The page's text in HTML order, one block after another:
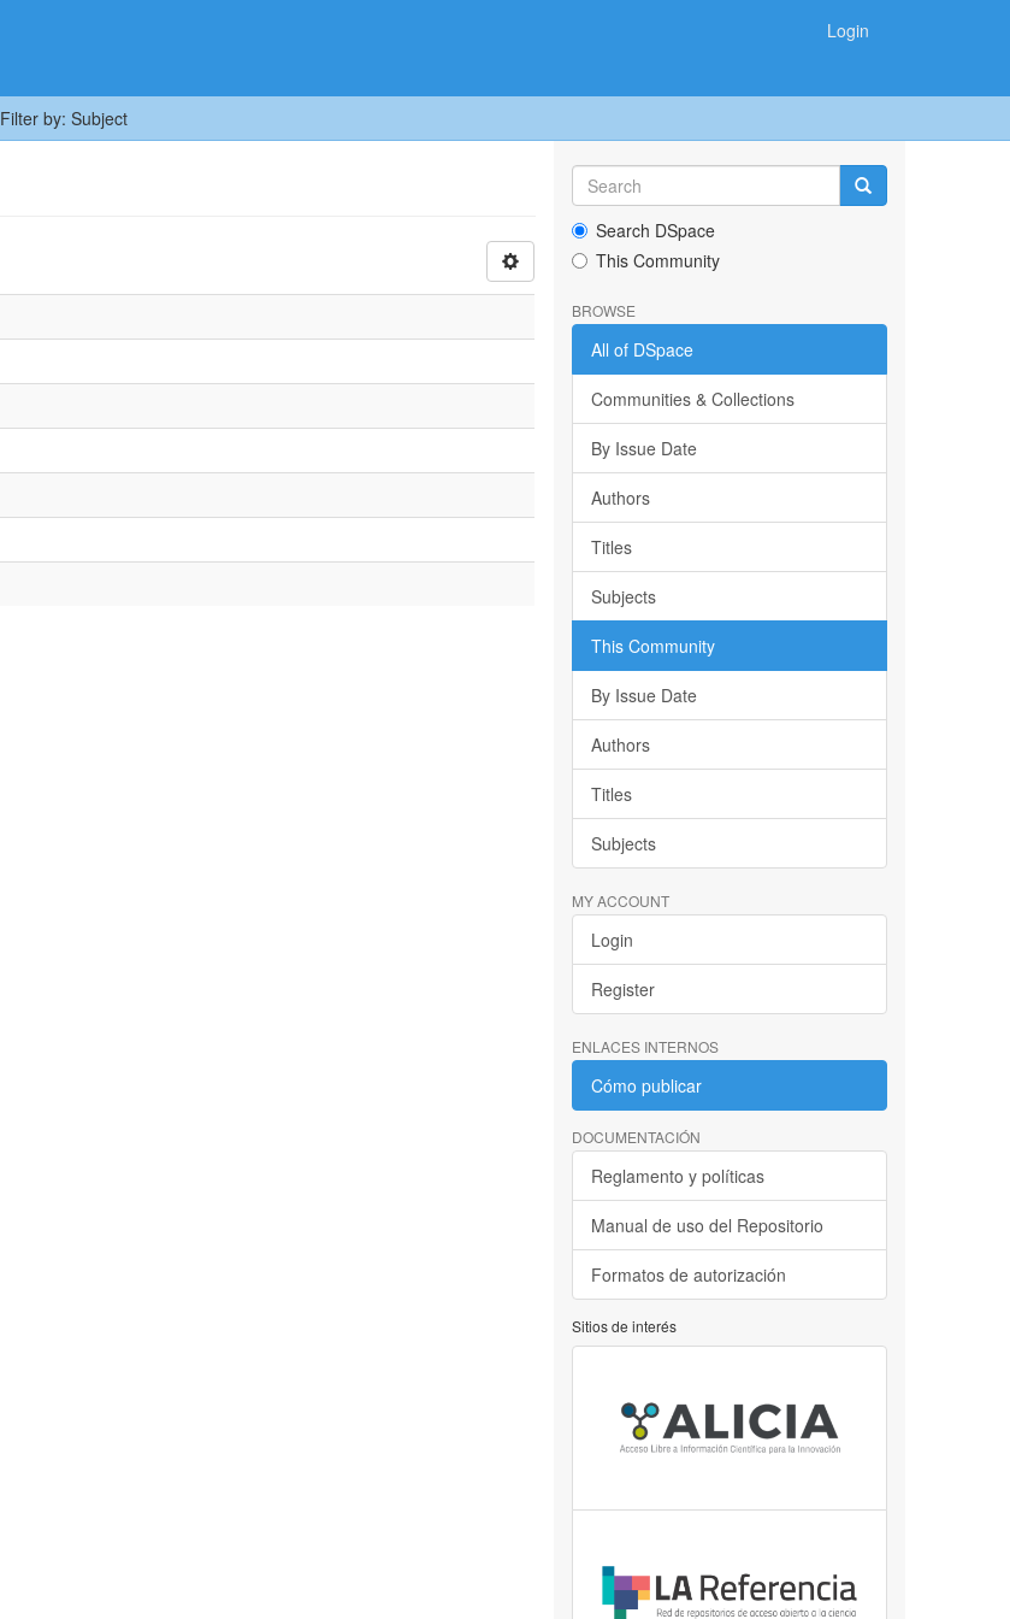
Login
Filter by: Subject
Search DSpace
This Community
BROWSE
All of DSpace
Communities & Collections
By Issue Date
Authors
Titles
Subjects
This Community
By Issue Date
Authors
Titles
Subjects
MY ACCOUNT
Login
Register
ENLACES INTERNOS
Cómo publicar
DOCUMENTACIÓN
Reglamento y políticas
Manual de uso del Repositorio
Formatos de autorización
Sitios de interés